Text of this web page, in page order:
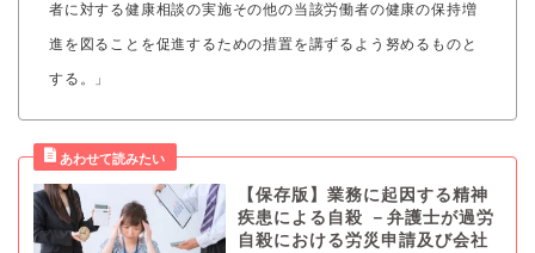
者に対する健康相談の実施その他の当該労働者の健康の保持増
進を図ることを促進するための措置を講ずるよう努めるものと
する。」
【保存版】業務に起因する精神
疾患による自殺 －弁護士が過労
自殺における労災申請及び会社